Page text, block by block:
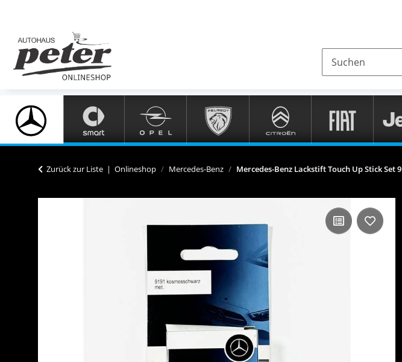
Zurück zur Liste Onlineshop Mercedes-Benz Mercedes-Benz Lackstift Touch Up Stick Set